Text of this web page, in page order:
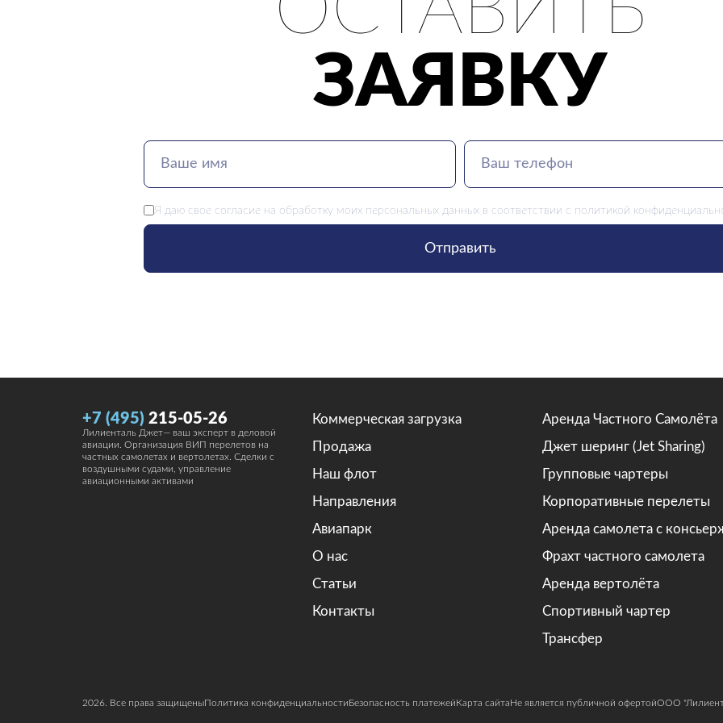
ЗАЯВКУ
Я даю свое согласие на обработку моих персональных данных в соответствии с политикой
Отправить
+7 (495) 215-05-26
Лилиенталь Джет— ваш эксперт в деловой
авиации. Организация ВИП перелетов на
частных самолетах и вертолетах. Сделки с
воздушными судами, управление
авиационными активами
Коммерческая загрузка
Продажа
Наш флот
Направления
Авиапарк
О нас
Статьи
Контакты
Аренда Частного Самолёта
Джет шеринг (Jet Sharing)
Групповые чартеры
Корпоративные перелеты
Аренда самолета с
Фрахт частного самолета
Аренда вертолёта
Спортивный чартер
Трансфер
2026. Все права защищеныПолитика конфиденциальностиБезопасность платежейКарта сайтаНе является публичной офертойООО